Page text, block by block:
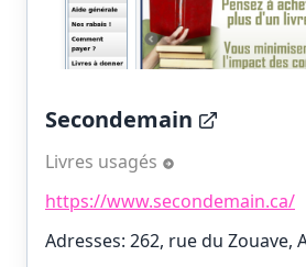
Secondemain
Livres usagés
https://www.secondemain.ca/
Adresses: 262, rue du Zouave,